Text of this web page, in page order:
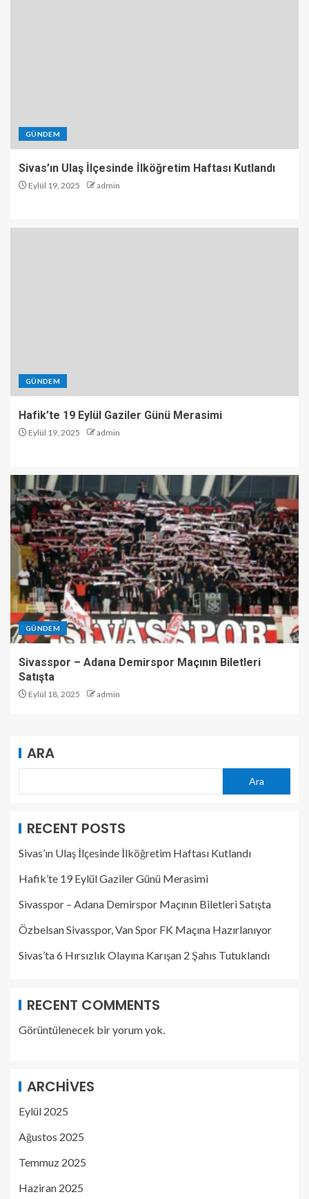
GÜNDEM
Sivas’ın Ulaş İlçesinde İlköğretim Haftası Kutlandı
Eylül 19, 2025 admin
GÜNDEM
Hafik’te 19 Eylül Gaziler Günü Merasimi
Eylül 19, 2025 admin
GÜNDEM
Sivasspor – Adana Demirspor Maçının Biletleri
Satışta
Eylül 18, 2025 admin
ARA
Ara
RECENT POSTS
Sivas’ın Ulaş İlçesinde İlköğretim Haftası Kutlandı
Hafik’te 19 Eylül Gaziler Günü Merasimi
Sivasspor – Adana Demirspor Maçının Biletleri Satışta
Özbelsan Sivasspor, Van Spor FK Maçına Hazırlanıyor
Sivas’ta 6 Hırsızlık Olayına Karışan 2 Şahıs Tutuklandı
RECENT COMMENTS
Görüntülenecek bir yorum yok.
ARCHIVES
Eylül 2025
Ağustos 2025
Temmuz 2025
Haziran 2025